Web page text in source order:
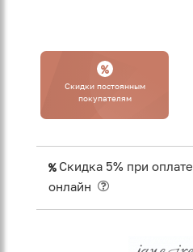
Cкидки постоянным
покупателям
Скидка 5% при оплате
онлайн